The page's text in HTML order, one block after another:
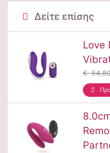
Δείτε επίσης
Love
€